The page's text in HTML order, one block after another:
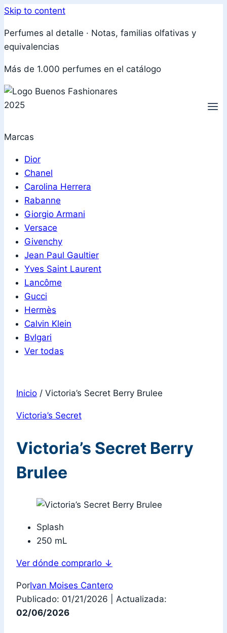
Skip to content
Perfumes al detalle · Notas, familias olfativas y
equivalencias
Más de 1.000 perfumes en el catálogo
Marcas
Dior
Chanel
Carolina Herrera
Rabanne
Giorgio Armani
Versace
Givenchy
Jean Paul Gaultier
Yves Saint Laurent
Lancôme
Gucci
Hermès
Calvin Klein
Bvlgari
Ver todas
Inicio / Victoria’s Secret Berry Brulee
Victoria’s Secret
Victoria’s Secret Berry
Brulee
Splash
250 mL
Ver dónde comprarlo ↓
PorIvan Moises Cantero
Publicado: 01/21/2026
Actualizada:
02/06/2026